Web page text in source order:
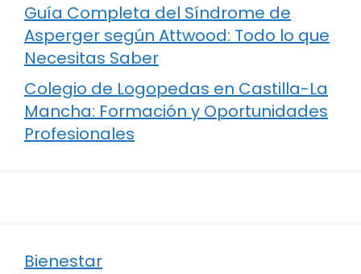
Guía Completa del Síndrome de
Asperger según Attwood: Todo lo que
Necesitas Saber
Colegio de Logopedas en Castilla-La
Mancha: Formación y Oportunidades
Profesionales
Bienestar